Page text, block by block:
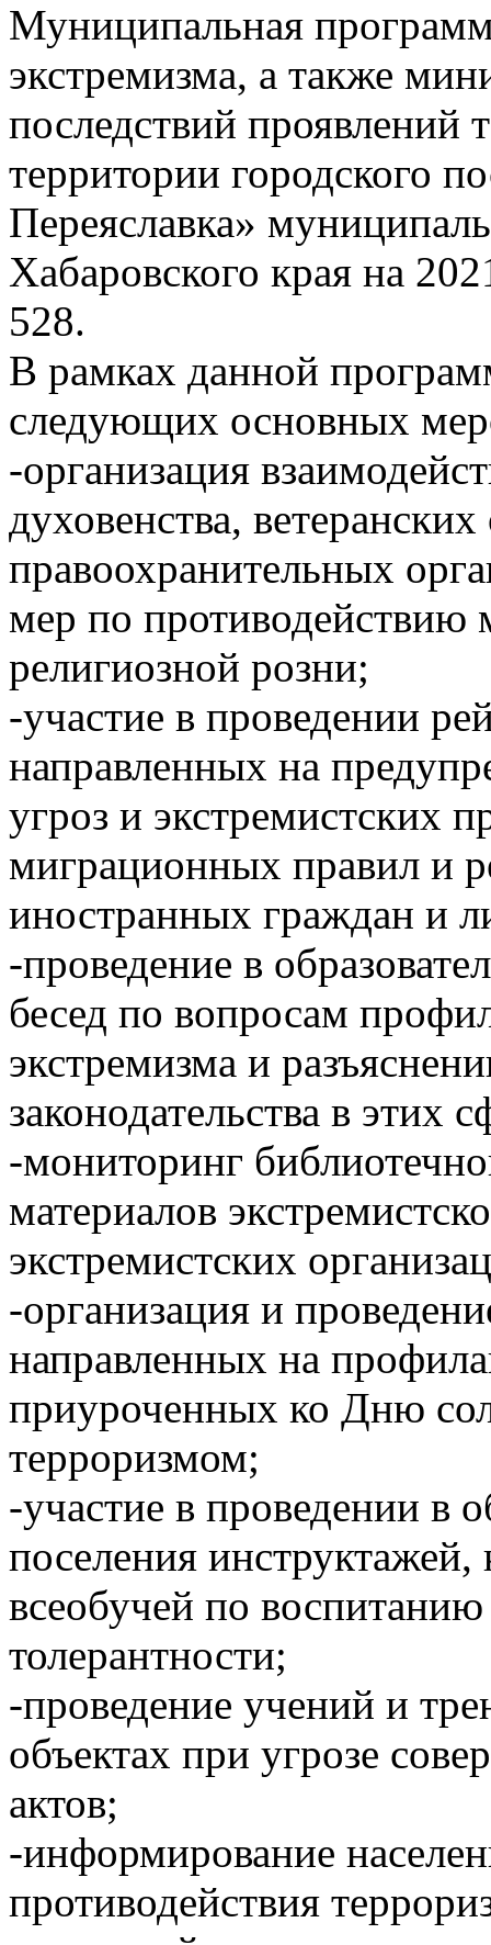
Муниципальная
экстремизма, а также
последствий проявлений
территории городского
Переяславка»
Хабаровского края на
528.
В рамках данной
следующих основных
-организация
духовенства,
правоохранительных
мер по противодействию
религиозной розни;
-участие в проведении
направленных на
угроз и экстремистских
миграционных правил и
иностранных граждан и
-проведение в
бесед по вопросам
экстремизма и
законодательства в этих
-мониторинг
материалов
экстремистских
-организация и
направленных на
приуроченных ко Дню
терроризмом;
-участие в проведении в
поселения инструктажей,
всеобучей по
толерантности;
-проведение учений и
объектах при угрозе
актов;
-информирование
противодействия